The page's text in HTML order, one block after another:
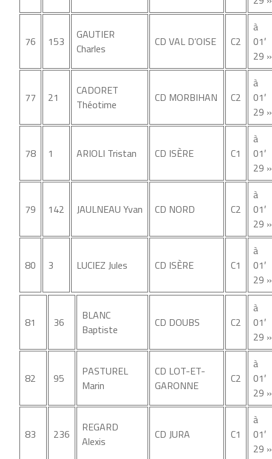
76 153
GAUTIER
Charles
CD VAL D’OISE C2
à
01′
29 »
77 21
CADORET
Théotime
CD MORBIHAN C2
à
01′
29 »
78 1 ARIOLI Tristan CD ISÈRE C1
à
01′
29 »
79 142 JAULNEAU Yvan CD NORD C2
à
01′
29 »
80 3 LUCIEZ Jules CD ISÈRE C1
à
01′
29 »
81 36
BLANC
Baptiste
CD DOUBS C2
à
01′
29 »
82 95
PASTUREL
Marin
CD LOT-ET-
GARONNE
C2
à
01′
29 »
83 236
REGARD
Alexis
CD JURA C1
à
01′
29 »